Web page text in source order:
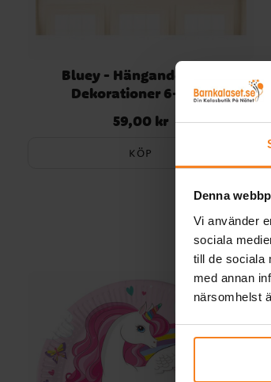
Denna
Vi använder
sociala
till de sociala
med annan
närsomhelst
Bluey - Hängande Swirl
Dekorationer 6-pack
Pris:59,00 kr
59,00 kr
KÖP